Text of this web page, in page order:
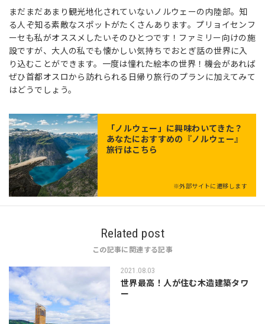
まだまだあまり観光地化されていないノルウェーの内陸部。知
る人ぞ知る素敵なスポットがたくさんあります。プリョイセンフ
ーセも私がオススメしたいそのひとつです！ファミリー向けの施
設ですが、大人の私でも懐かしい気持ちでおとぎ話の世界に入
り込むことができます。一度は憧れた絵本の世界！機会があれば
ぜひ首都オスロから訪れられる日帰り旅行のプランに加えてみて
はどうでしょう。
「ノルウェー」に興味わいてきた？
あなたにおすすめの『ノルウェー』
旅行はこちら
※外部サイトに遷移します
Related post
この記事に関連する記事
2021.08.03
世界最高！人が住む木造建築タワ
ー